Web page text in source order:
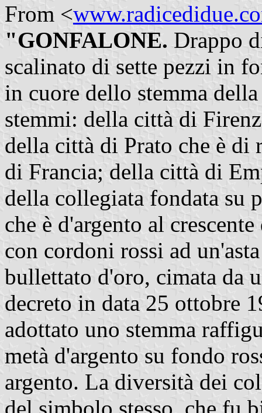
From <
"GONFALONE. Drappo
scalinato di sette pezzi in
in cuore dello stemma
stemmi: della città di
della città di Prato che è di
di Francia; della città di
della collegiata fondata su
che è d'argento al
con cordoni rossi ad
bullettato d'oro, cimata da
decreto in data 25 ottobre
adottato uno stemma
metà d'argento su fondo
argento. La diversità dei
del simbolo stesso, che fu